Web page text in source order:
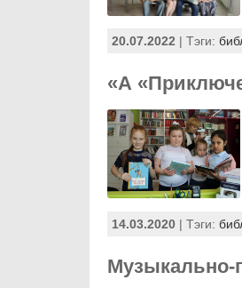
20.07.2022 | Тэги:
«А
14.03.2020| Тэги:
Музыкально-